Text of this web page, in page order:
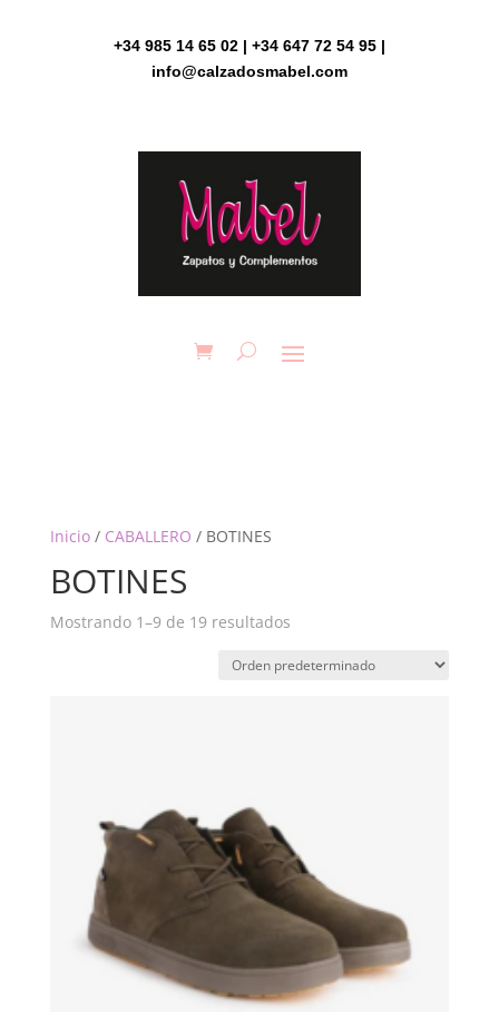
+34 985 14 65 02 | +34 647 72 54 95 |
info@calzadosmabel.com
Inicio/ CABALLERO / BOTINES
BOTINES
Mostrando 1–9 de 19 resultados